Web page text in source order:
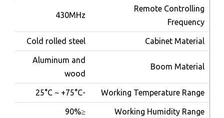
Remote Controlling
Frequency
430MHz
Cabinet Material
Cold rolled steel
Boom Material
Aluminum and
wood
Working Temperature Range
-25°C ~ +75°C
Working Humidity Range
≤90%